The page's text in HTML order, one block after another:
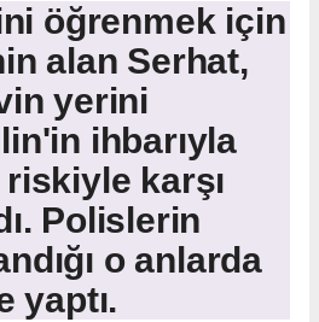
öğrenmek için
alan Serhat,
yerini
ihbarıyla
karşı
Polislerin
o anlarda
yaptı.